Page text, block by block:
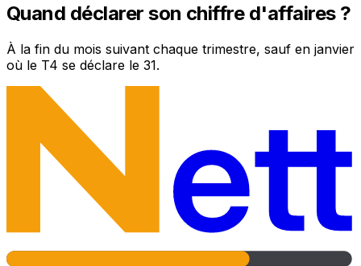
Quand déclarer son chiffre d'affaires ?
À la fin du mois suivant chaque trimestre, sauf en janvier
où le T4 se déclare le 31.